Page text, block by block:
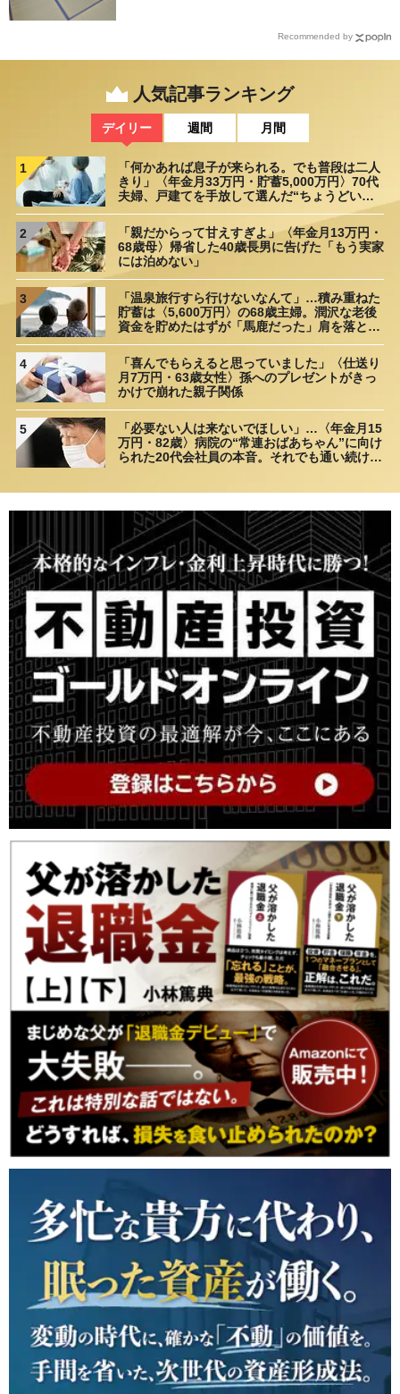
Recommended by
人気記事ランキング
デイリー 週間 月間
1
「何かあれば息子が来られる。でも普段は二人
きり」〈年金月33万円・貯蓄5,000万円〉70代
夫婦、戸建てを手放して選んだ“ちょうどいい
距離”
2
「親だからって甘えすぎよ」〈年金月13万円・
68歳母〉帰省した40歳長男に告げた「もう実家
には泊めない」
3
「温泉旅行すら行けないなんて」…積み重ねた
貯蓄は〈5,600万円〉の68歳主婦。潤沢な老後
資金を貯めたはずが「馬鹿だった」肩を落とす
理由
4
「喜んでもらえると思っていました」〈仕送り
月7万円・63歳女性〉孫へのプレゼントがきっ
かけで崩れた親子関係
5
「必要ない人は来ないでほしい」…〈年金月15
万円・82歳〉病院の“常連おばあちゃん”に向け
られた20代会社員の本音。それでも通い続ける